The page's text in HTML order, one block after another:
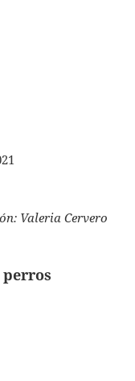
Valeria Cervero